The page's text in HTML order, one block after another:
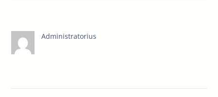
Administratorius